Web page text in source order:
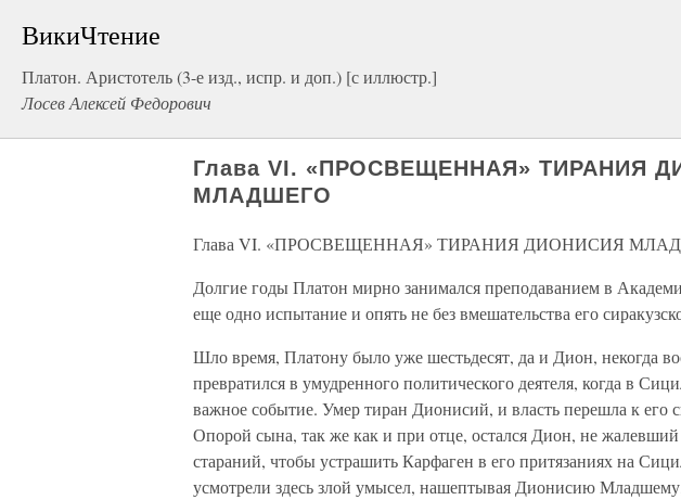
ВикиЧтение
Платон. Аристотель (3-е изд., испр. и доп.) [с иллюстр.]
Лосев Алексей Федорович
Глава VI. «ПРОСВЕЩЕННАЯ» ТИРАНИЯ
МЛАДШЕГО
Глава VI. «ПРОСВЕЩЕННАЯ» ТИРАНИЯ ДИОНИСИЯ
Долгие годы Платон мирно занимался преподаванием в
еще одно испытание и опять не без вмешательства его
Шло время, Платону было уже шестьдесят, да и Дион, некогда
превратился в умудренного политического деятеля, когда в
важное событие. Умер тиран Дионисий, и власть перешла к
Опорой сына, так же как и при отце, остался Дион, не
стараний, чтобы устрашить Карфаген в его притязаниях на
усмотрели здесь злой умысел, нашептывая Дионисию